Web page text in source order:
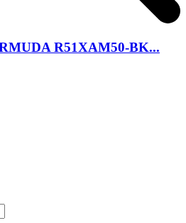
R51XAM50-BK...